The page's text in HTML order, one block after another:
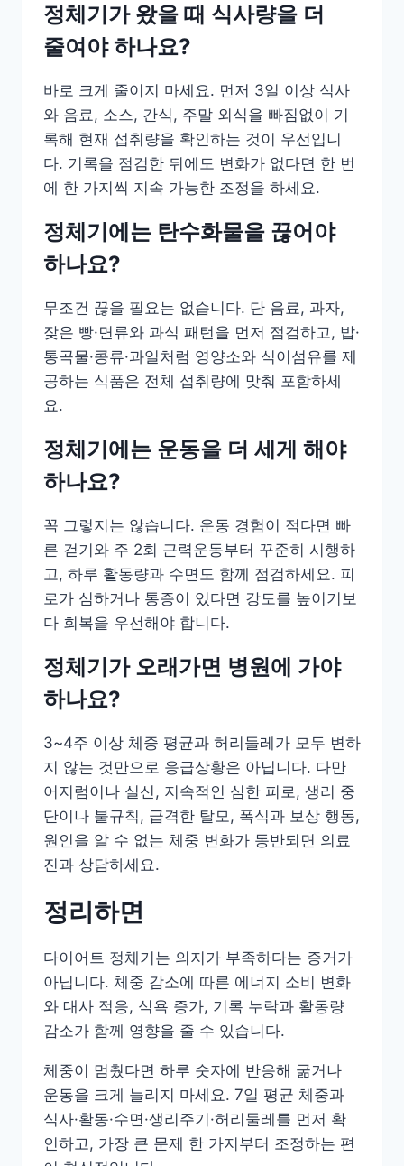
정체기가 왔을 때 식사량을 더
줄여야 하나요?
바로 크게 줄이지 마세요. 먼저 3일 이상 식사
와 음료, 소스, 간식, 주말 외식을 빠짐없이 기
록해 현재 섭취량을 확인하는 것이 우선입니
다. 기록을 점검한 뒤에도 변화가 없다면 한 번
에 한 가지씩 지속 가능한 조정을 하세요.
정체기에는 탄수화물을 끊어야
하나요?
무조건 끊을 필요는 없습니다. 단 음료, 과자,
잦은 빵·면류와 과식 패턴을 먼저 점검하고, 밥·
통곡물·콩류·과일처럼 영양소와 식이섬유를 제
공하는 식품은 전체 섭취량에 맞춰 포함하세
요.
정체기에는 운동을 더 세게 해야
하나요?
꼭 그렇지는 않습니다. 운동 경험이 적다면 빠
른 걷기와 주 2회 근력운동부터 꾸준히 시행하
고, 하루 활동량과 수면도 함께 점검하세요. 피
로가 심하거나 통증이 있다면 강도를 높이기보
다 회복을 우선해야 합니다.
정체기가 오래가면 병원에 가야
하나요?
3~4주 이상 체중 평균과 허리둘레가 모두 변하
지 않는 것만으로 응급상황은 아닙니다. 다만
어지럼이나 실신, 지속적인 심한 피로, 생리 중
단이나 불규칙, 급격한 탈모, 폭식과 보상 행동,
원인을 알 수 없는 체중 변화가 동반되면 의료
진과 상담하세요.
정리하면
다이어트 정체기는 의지가 부족하다는 증거가
아닙니다. 체중 감소에 따른 에너지 소비 변화
와 대사 적응, 식욕 증가, 기록 누락과 활동량
감소가 함께 영향을 줄 수 있습니다.
체중이 멈췄다면 하루 숫자에 반응해 굶거나
운동을 크게 늘리지 마세요. 7일 평균 체중과
식사·활동·수면·생리주기·허리둘레를 먼저 확
인하고, 가장 큰 문제 한 가지부터 조정하는 편